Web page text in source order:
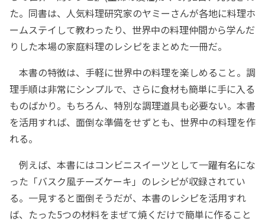
た。同書は、人気料理研究家のヤミーさんが各地に料理ホ
ームステイして教わったり、世界中の料理仲間から学んだ
りした本場の家庭料理のレシピをまとめた一冊だ。
本書の特徴は、手軽に世界中の料理を楽しめること。調
理手順は非常にシンプルで、さらに食材も簡単に手に入る
ものばかり。もちろん、特別な調理道具も必要ない。本書
を活用すれば、面倒な準備をせずとも、世界中の料理を作
れる。
例えば、本書にはコンビニスイーツとして一躍有名にな
った「バスク風チーズケーキ」のレシピが収録されてい
る。一見すると面倒そうだが、本書のレシピを活用すれ
ば、たった5つの材料をまぜて焼くだけで簡単に作ること